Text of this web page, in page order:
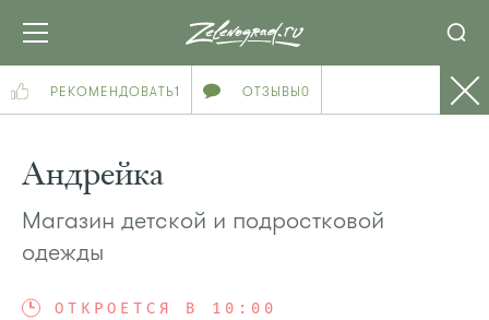
РЕКОМЕНДОВАТЬ1 ОТЗЫВЫ0
Андрейка
Магазин детской и подростковой
одежды
ОТКРОЕТСЯ В 10:00